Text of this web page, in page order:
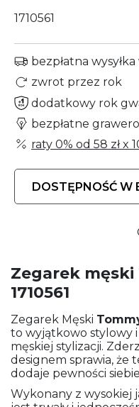
1710561
bezpłatna
zwrot przez rok
dodatkowy rok
bezpłatne
raty 0% od 58 złx
DOSTĘPNOŚĆ W
Zegarek
1710561
Zegarek Męski
to wyjątkowo stylowy
męskiej stylizacji.
designem sprawia, że
dodaje pewności
Wykonany z wysokiej